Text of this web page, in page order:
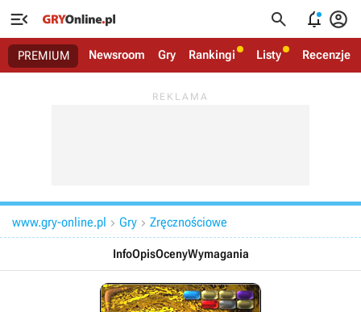
   
PREMIUM Newsroom Gry Rankingi Listy Recenzje
www.gry-online.pl  Gry  Zręcznościowe
InfoOpisOcenyWymagania